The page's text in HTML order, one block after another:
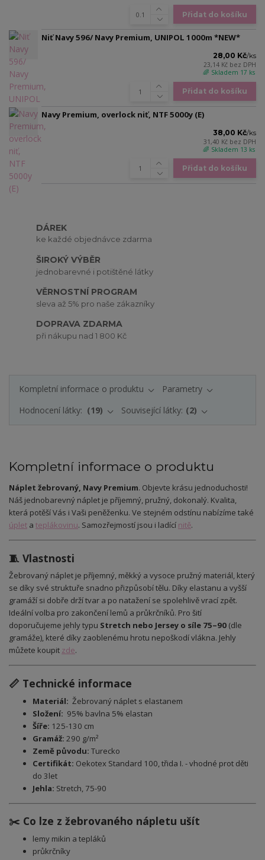
Přidat do košíku
Niť Navy 596/ Navy Premium, UNIPOL 1000m *NEW*
28,00 Kč/ks
23,14 Kč bez DPH
🌈 Skladem 17 ks
Přidat do košíku
Navy Premium, overlock niť, NTF 5000y (E)
38,00 Kč/ks
31,40 Kč bez DPH
🌈 Skladem 13 ks
Přidat do košíku
DÁREK
ke každé objednávce zdarma
ŠIROKÝ VÝBĚR
jednobarevné i potištěné látky
VĚRNOSTNÍ PROGRAM
sleva až 5% pro naše zákazníky
DOPRAVA ZDARMA
při nákupu nad 1 800 Kč
Kompletní informace o produktu
Parametry
Hodnocení látky:
19 Související látky: 2
Kompletní informace o produktu
Náplet žebrovaný, Navy Premium. Objevte krásu jednoduchosti!
Náš jednobarevný náplet je příjemný, pružný, dokonalý. Kvalita,
která potěší Vás i Vaši peněženku. Ve stejném odstínu nabízíme také
úplet a teplákovinu. Samozřejmostí jsou i ladící nitě.
🧵 Vlastnosti
Žebrovaný náplet je příjemný, měkký a vysoce pružný materiál, který
se díky své struktuře snadno přizpůsobí tělu. Díky elastanu a vyšší
gramáží si dobře drží tvar a po natažení se spolehlivě vrací zpět.
Ideální volba pro zakončení lemů a průkrčníků. Pro šití
doporučujeme jehly typu Stretch nebo Jersey o síle 75–90 (dle
gramáže), které díky zaoblenému hrotu nepoškodí vlákna. Jehly
můžete koupit zde.
📏 Technické informace
Materiál: Žebrovaný náplet s elastanem
Složení: 95% bavlna 5% elastan
Šíře: 125-130 cm
Gramáž: 290 g/m²
Země původu: Turecko
Certifikát: Oekotex Standard 100, třida I. - vhodné prot děti
do 3let
Jehla: Stretch, 75-90
✂️ Co lze z žebrovaného nápletu ušít
lemy mikin a tepláků
průkrčníky